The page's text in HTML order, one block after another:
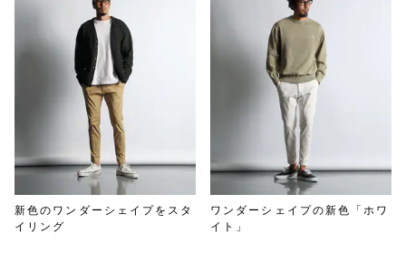
新色のワンダーシェイプをスタ
イリング
ワンダーシェイプの新色「ホワ
イト」